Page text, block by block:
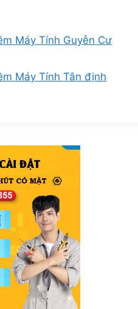
Máy Tính Guyễn Cư
Máy Tính Tân định